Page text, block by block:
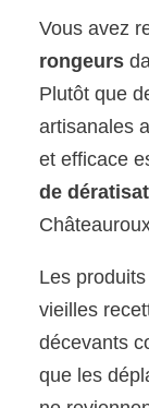
Vous avez
rongeurs
Plutôt que
artisanales
et efficace
de
Les
vieilles
décevants
que les